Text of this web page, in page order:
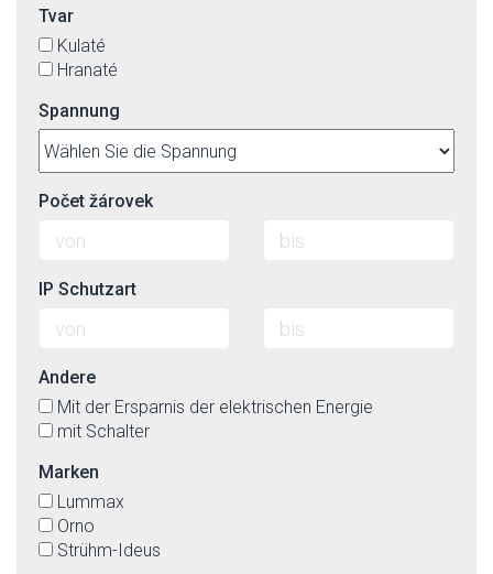
Tvar
Kulaté
Hranaté
Spannung
Počet žárovek
IP Schutzart
Andere
Mit der Ersparnis der elektrischen Energie
mit Schalter
Marken
Lummax
Orno
Strühm-Ideus